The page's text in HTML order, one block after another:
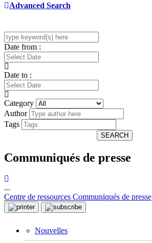
Advanced Search
Date from :
Date to :
Category
Author
Tags
SEARCH
Communiqués de presse
...
Centre de ressources Communiqués de presse
Nouvelles